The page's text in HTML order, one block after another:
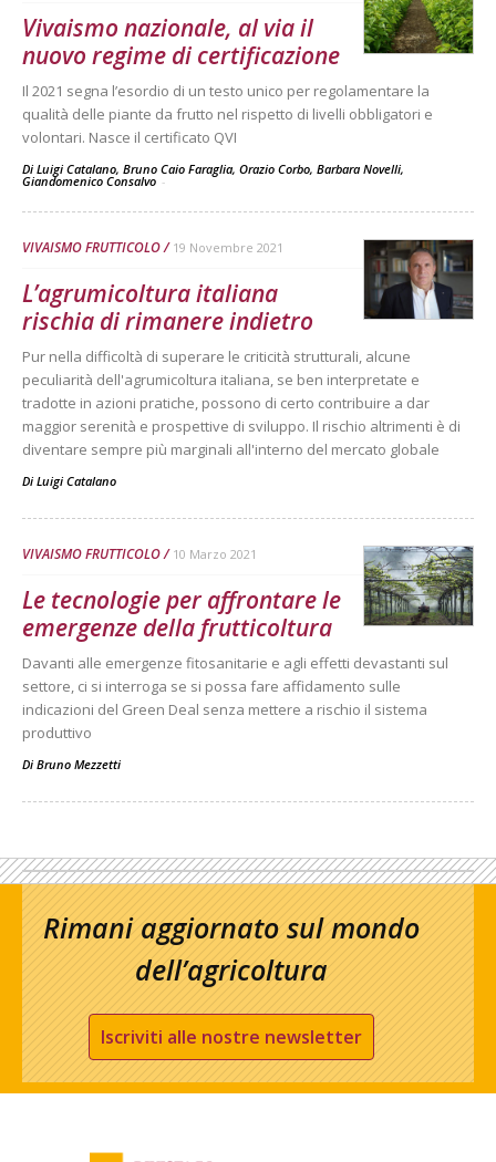
Vivaismo nazionale, al via il
nuovo regime di certificazione
Il 2021 segna l’esordio di un testo unico per regolamentare la
qualità delle piante da frutto nel rispetto di livelli obbligatori e
volontari. Nasce il certificato QVI
Di Luigi Catalano, Bruno Caio Faraglia, Orazio Corbo, Barbara Novelli,
Giandomenico Consalvo -
VIVAISMO FRUTTICOLO 19 Novembre 2021
L’agrumicoltura italiana
rischia di rimanere indietro
Pur nella difficoltà di superare le criticità strutturali, alcune
peculiarità dell'agrumicoltura italiana, se ben interpretate e
tradotte in azioni pratiche, possono di certo contribuire a dar
maggior serenità e prospettive di sviluppo. Il rischio altrimenti è di
diventare sempre più marginali all'interno del mercato globale
Di Luigi Catalano
VIVAISMO FRUTTICOLO 10 Marzo 2021
Le tecnologie per affrontare le
emergenze della frutticoltura
Davanti alle emergenze fitosanitarie e agli effetti devastanti sul
settore, ci si interroga se si possa fare affidamento sulle
indicazioni del Green Deal senza mettere a rischio il sistema
produttivo
Di Bruno Mezzetti
Rimani aggiornato sul mondo
dell’agricoltura
Iscriviti alle nostre newsletter